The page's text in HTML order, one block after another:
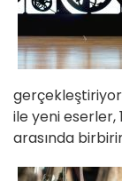
ile yeni
arasında